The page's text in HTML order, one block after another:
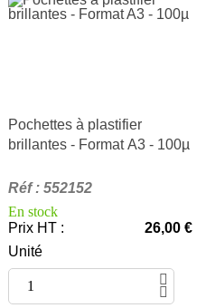
Pochettes à plastifier
brillantes - Format A3 - 100µ
Réf: 552152
En stock
Prix HT :
26,00 €
Unité